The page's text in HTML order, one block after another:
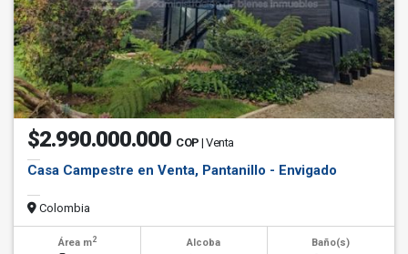
$2.990.000.000 COP | Venta
Casa Campestre en Venta, Pantanillo - Envigado
Colombia
Área m2 Alcoba Baño(s)